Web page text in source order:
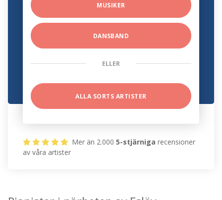
MUSIKER
DANSBAND
ELLER
ALLA SORTS ARTISTER
Mer än 2.0005-stjärniga recensioner
av våra artister